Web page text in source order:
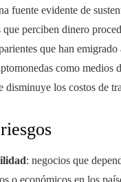
fuente evidente de
perciben dinero
que han
como medios
disminuye los costos de
: negocios que
o económicos en los